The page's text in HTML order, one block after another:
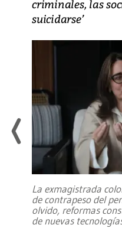
criminales, las
suicidarse’
La exmagistrada
de contrapeso del
olvido, reformas
de nuevas